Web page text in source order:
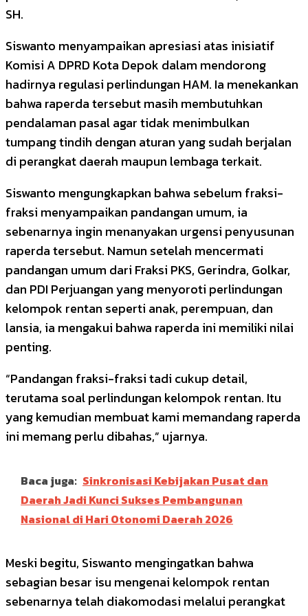
SH.
Siswanto menyampaikan apresiasi atas inisiatif
Komisi A DPRD Kota Depok dalam mendorong
hadirnya regulasi perlindungan HAM. Ia menekankan
bahwa raperda tersebut masih membutuhkan
pendalaman pasal agar tidak menimbulkan
tumpang tindih dengan aturan yang sudah berjalan
di perangkat daerah maupun lembaga terkait.
Siswanto mengungkapkan bahwa sebelum fraksi-
fraksi menyampaikan pandangan umum, ia
sebenarnya ingin menanyakan urgensi penyusunan
raperda tersebut. Namun setelah mencermati
pandangan umum dari Fraksi PKS, Gerindra, Golkar,
dan PDI Perjuangan yang menyoroti perlindungan
kelompok rentan seperti anak, perempuan, dan
lansia, ia mengakui bahwa raperda ini memiliki nilai
penting.
“Pandangan fraksi-fraksi tadi cukup detail,
terutama soal perlindungan kelompok rentan. Itu
yang kemudian membuat kami memandang raperda
ini memang perlu dibahas,” ujarnya.
Baca juga: Sinkronisasi Kebijakan Pusat dan
Daerah Jadi Kunci Sukses Pembangunan
Nasional di Hari Otonomi Daerah 2026
Meski begitu, Siswanto mengingatkan bahwa
sebagian besar isu mengenai kelompok rentan
sebenarnya telah diakomodasi melalui perangkat